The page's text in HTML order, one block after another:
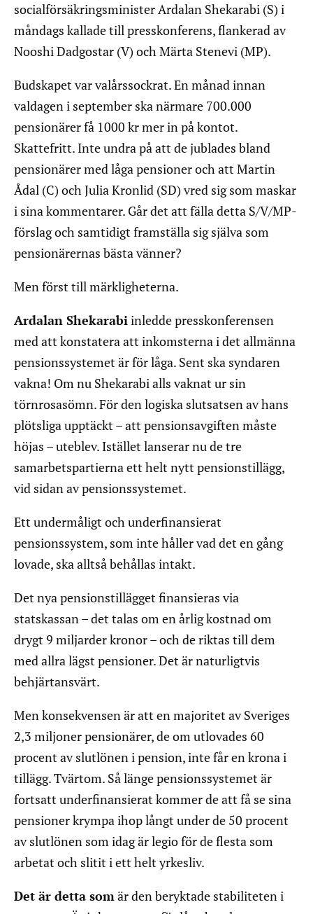
socialförsäkringsminister Ardalan Shekarabi (S) i
måndags kallade till presskonferens, flankerad av
Nooshi Dadgostar (V) och Märta Stenevi (MP).
Budskapet var valårssockrat. En månad innan
valdagen i september ska närmare 700.000
pensionärer få 1000 kr mer in på kontot.
Skattefritt. Inte undra på att de jublades bland
pensionärer med låga pensioner och att Martin
Ådal (C) och Julia Kronlid (SD) vred sig som maskar
i sina kommentarer. Går det att fälla detta S/V/MP-
förslag och samtidigt framställa sig själva som
pensionärernas bästa vänner?
Men först till märkligheterna.
Ardalan Shekarabiinledde presskonferensen
med att konstatera att inkomsterna i det allmänna
pensionssystemet är för låga. Sent ska syndaren
vakna! Om nu Shekarabi alls vaknat ur sin
törnrosasömn. För den logiska slutsatsen av hans
plötsliga upptäckt – att pensionsavgiften måste
höjas – uteblev. Istället lanserar nu de tre
samarbetspartierna ett helt nytt pensionstillägg,
vid sidan av pensionssystemet.
Ett undermåligt och underfinansierat
pensionssystem, som inte håller vad det en gång
lovade, ska alltså behållas intakt.
Det nya pensionstillägget finansieras via
statskassan – det talas om en årlig kostnad om
drygt 9 miljarder kronor – och de riktas till dem
med allra lägst pensioner. Det är naturligtvis
behjärtansvärt.
Men konsekvensen är att en majoritet av Sveriges
2,3 miljoner pensionärer, de om utlovades 60
procent av slutlönen i pension, inte får en krona i
tillägg. Tvärtom. Så länge pensionssystemet är
fortsatt underfinansierat kommer de att få se sina
pensioner krympa ihop långt under de 50 procent
av slutlönen som idag är legio för de flesta som
arbetat och slitit i ett helt yrkesliv.
Det är detta somär den beryktade stabiliteten i